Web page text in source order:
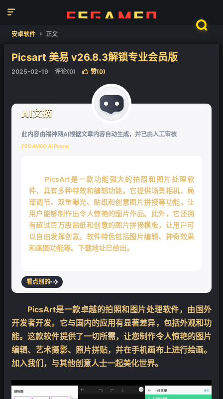


安卓软件  正文
Picsart 美易 v26.8.3解锁专业会员版
2025-02-19 评论(0)  赞(0)
AI文摘
此内容由福神网AI根据文章内容自动生成，并已由人工审核
FSGAMEO AI Power
PicsArt是一款功能强大的拍照和图片处理软
件，具有多种特效和编辑功能。它提供场景相机、局
部调节、双重曝光、贴纸和创意图片拼接等功能，让
用户能够制作出令人惊艳的图片作品。此外，它还拥
有超过百万级贴纸和创意的图片拼接模板，让用户可
以自由发挥创意。软件特色包括图片编辑、神奇效果
和画图功能等。下载地址已给出。
看点别的
PicsArt是一款卓越的拍照和图片处理软件，由国外
开发者开发。它与国内的应用有显著差异，包括外观和功
能。这款软件提供了一切所需，让您制作令人惊艳的图片
编辑、艺术摄影、照片拼贴，并在手机画布上进行绘画。
加入我们，与其他创意人士一起美化世界。